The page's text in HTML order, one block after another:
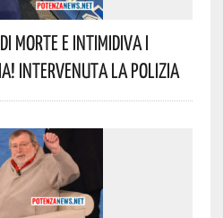
Morte E Intimidiva I
Intervenuta La Polizia